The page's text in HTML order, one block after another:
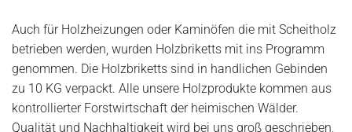
Auch für Holzheizungen oder Kaminöfen die mit Scheitholz
betrieben werden, wurden Holzbriketts mit ins Programm
genommen. Die Holzbriketts sind in handlichen Gebinden
zu 10 KG verpackt. Alle unsere Holzprodukte kommen aus
kontrollierter Forstwirtschaft der heimischen Wälder.
Qualität und Nachhaltigkeit wird bei uns groß geschrieben,